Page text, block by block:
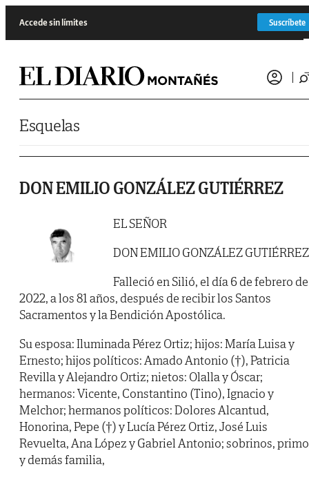
Accede sin límites Suscríbete
Esquelas
DON EMILIO GONZÁLEZ GUTIÉRREZ
EL SEÑOR
DON EMILIO GONZÁLEZ GUTIÉRREZ
Falleció en Silió, el día 6 de febrero de
2022, a los 81 años, después de recibir los Santos
Sacramentos y la Bendición Apostólica.
Su esposa: Iluminada Pérez Ortiz; hijos: María Luisa y
Ernesto; hijos políticos: Amado Antonio (†), Patricia
Revilla y Alejandro Ortiz; nietos: Olalla y Óscar;
hermanos: Vicente, Constantino (Tino), Ignacio y
Melchor; hermanos políticos: Dolores Alcantud,
Honorina, Pepe (†) y Lucía Pérez Ortiz, José Luis
Revuelta, Ana López y Gabriel Antonio; sobrinos,
y demás familia,